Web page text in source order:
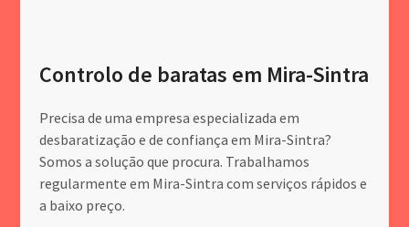
Controlo de baratas em Mira-Sintra
Precisa de uma empresa especializada em
desbaratização e de confiança em Mira-Sintra?
Somos a solução que procura. Trabalhamos
regularmente em Mira-Sintra com serviços rápidos e
a baixo preço.